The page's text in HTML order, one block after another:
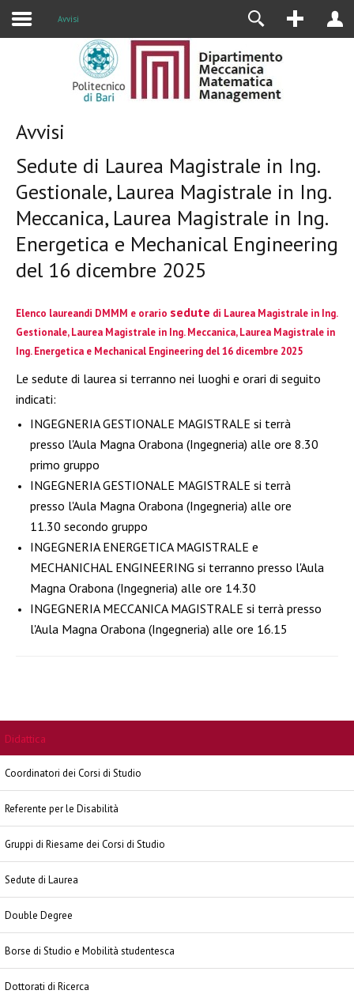
Avvisi
Avvisi
Sedute di Laurea Magistrale in Ing.
Gestionale, Laurea Magistrale in Ing.
Meccanica, Laurea Magistrale in Ing.
Energetica e Mechanical Engineering
del 16 dicembre 2025
Elenco laureandi DMMM e orario sedute di Laurea Magistrale in Ing.
Gestionale, Laurea Magistrale in Ing. Meccanica, Laurea Magistrale in
Ing. Energetica e Mechanical Engineering del 16 dicembre 2025
Le sedute di laurea si terranno nei luoghi e orari di seguito
indicati:
INGEGNERIA GESTIONALE MAGISTRALE si terrà
presso l'Aula Magna Orabona (Ingegneria) alle ore 8.30
primo gruppo
INGEGNERIA GESTIONALE MAGISTRALE si terrà
presso l'Aula Magna Orabona (Ingegneria) alle ore
11.30 secondo gruppo
INGEGNERIA ENERGETICA MAGISTRALE e
MECHANICHAL ENGINEERING si terranno presso l'Aula
Magna Orabona (Ingegneria) alle ore 14.30
INGEGNERIA MECCANICA MAGISTRALE si terrà presso
l'Aula Magna Orabona (Ingegneria) alle ore 16.15
Didattica
Coordinatori dei Corsi di Studio
Referente per le Disabilità
Gruppi di Riesame dei Corsi di Studio
Sedute di Laurea
Double Degree
Borse di Studio e Mobilità studentesca
Dottorati di Ricerca